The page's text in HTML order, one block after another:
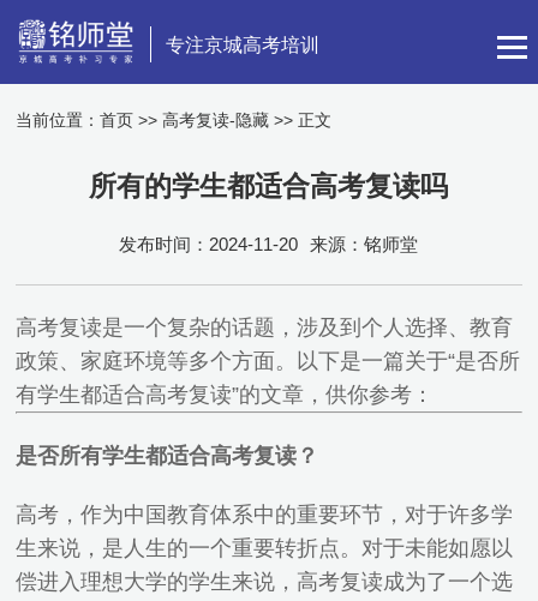
专注京城高考培训
当前位置：首页 >> 高考复读-隐藏 >> 正文
所有的学生都适合高考复读吗
发布时间：2024-11-20 来源：铭师堂
高考复读是一个复杂的话题，涉及到个人选择、教育
政策、家庭环境等多个方面。以下是一篇关于“是否所
有学生都适合高考复读”的文章，供你参考：
是否所有学生都适合高考复读？
高考，作为中国教育体系中的重要环节，对于许多学
生来说，是人生的一个重要转折点。对于未能如愿以
偿进入理想大学的学生来说，高考复读成为了一个选